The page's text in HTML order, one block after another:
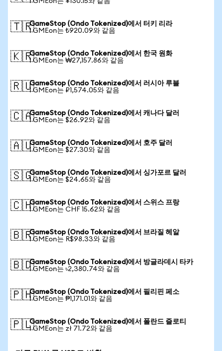
🇹🇷GameStop (Ondo Tokenized)에서 터키 리라
1 GMEon는 ₺920.09와 같음
🇰🇷GameStop (Ondo Tokenized)에서 한국 원화
1 GMEon는 ₩27,157.86와 같음
🇷🇺GameStop (Ondo Tokenized)에서 러시아 루블
1 GMEon는 ₽1,574.05와 같음
🇨🇦GameStop (Ondo Tokenized)에서 캐나다 달러
1 GMEon는 $26.92와 같음
🇦🇺GameStop (Ondo Tokenized)에서 호주 달러
1 GMEon는 $27.30와 같음
🇸🇬GameStop (Ondo Tokenized)에서 싱가포르 달러
1 GMEon는 $24.65와 같음
🇨🇭GameStop (Ondo Tokenized)에서 스위스 프랑
1 GMEon는 CHF 15.62와 같음
🇧🇷GameStop (Ondo Tokenized)에서 브라질 헤알
1 GMEon는 R$98.33와 같음
🇧🇩GameStop (Ondo Tokenized)에서 방글라데시 타카
1 GMEon는 ৳2,380.74와 같음
🇵🇭GameStop (Ondo Tokenized)에서 필리핀 페소
1 GMEon는 ₱1,171.01와 같음
🇵🇱GameStop (Ondo Tokenized)에서 폴란드 즐로티
1 GMEon는 zł 71.72와 같음